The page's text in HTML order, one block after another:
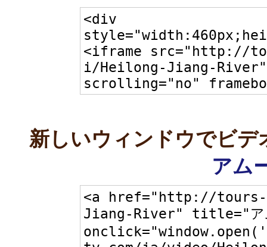
新しいウィンドウでビ
アム